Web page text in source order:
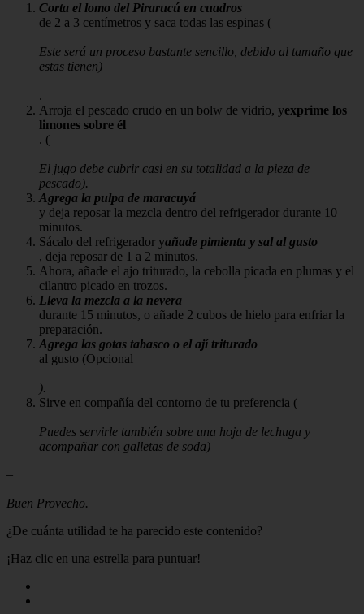
Corta el lomo del Pirarucú en cuadros
de 2 a 3 centímetros y saca todas las espinas (
Este será un proceso bastante sencillo, debido al tamaño que
estas tienen)
.
Arroja el pescado crudo en un bolw de vidrio, yexprime los
limones sobre él
. (
El jugo debe cubrir casi en su totalidad a la pieza de
pescado).
Agrega la pulpa de maracuyá
y deja reposar la mezcla dentro del refrigerador durante 10
minutos.
Sácalo del refrigerador yañade pimienta y sal al gusto
, deja reposar de 1 a 2 minutos.
Ahora, añade el ajo triturado, la cebolla picada en plumas y el
cilantro picado en trozos.
Lleva la mezcla a la nevera
durante 15 minutos, o añade 2 cubos de hielo para enfriar la
preparación.
Agrega las gotas tabasco o el ají triturado
al gusto (Opcional
).
Sirve en compañía del contorno de tu preferencia (
Puedes servirle también sobre una hoja de lechuga y
acompañar con galletas de soda)
–
Buen Provecho.
¿De cuánta utilidad te ha parecido este contenido?
¡Haz clic en una estrella para puntuar!